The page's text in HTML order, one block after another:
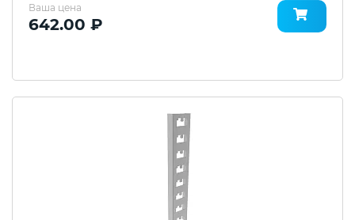
Ваша цена
642.00 ₽